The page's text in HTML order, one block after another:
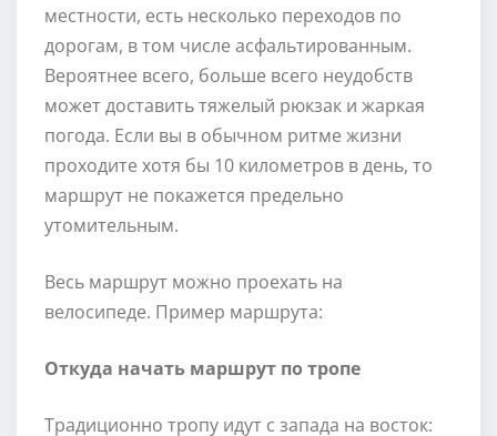
местности, есть несколько переходов по
дорогам, в том числе асфальтированным.
Вероятнее всего, больше всего неудобств
может доставить тяжелый рюкзак и жаркая
погода. Если вы в обычном ритме жизни
проходите хотя бы 10 километров в день, то
маршрут не покажется предельно
утомительным.
Весь маршрут можно проехать на
велосипеде. Пример маршрута:
Откуда начать маршрут по тропе
Традиционно тропу идут с запада на восток: